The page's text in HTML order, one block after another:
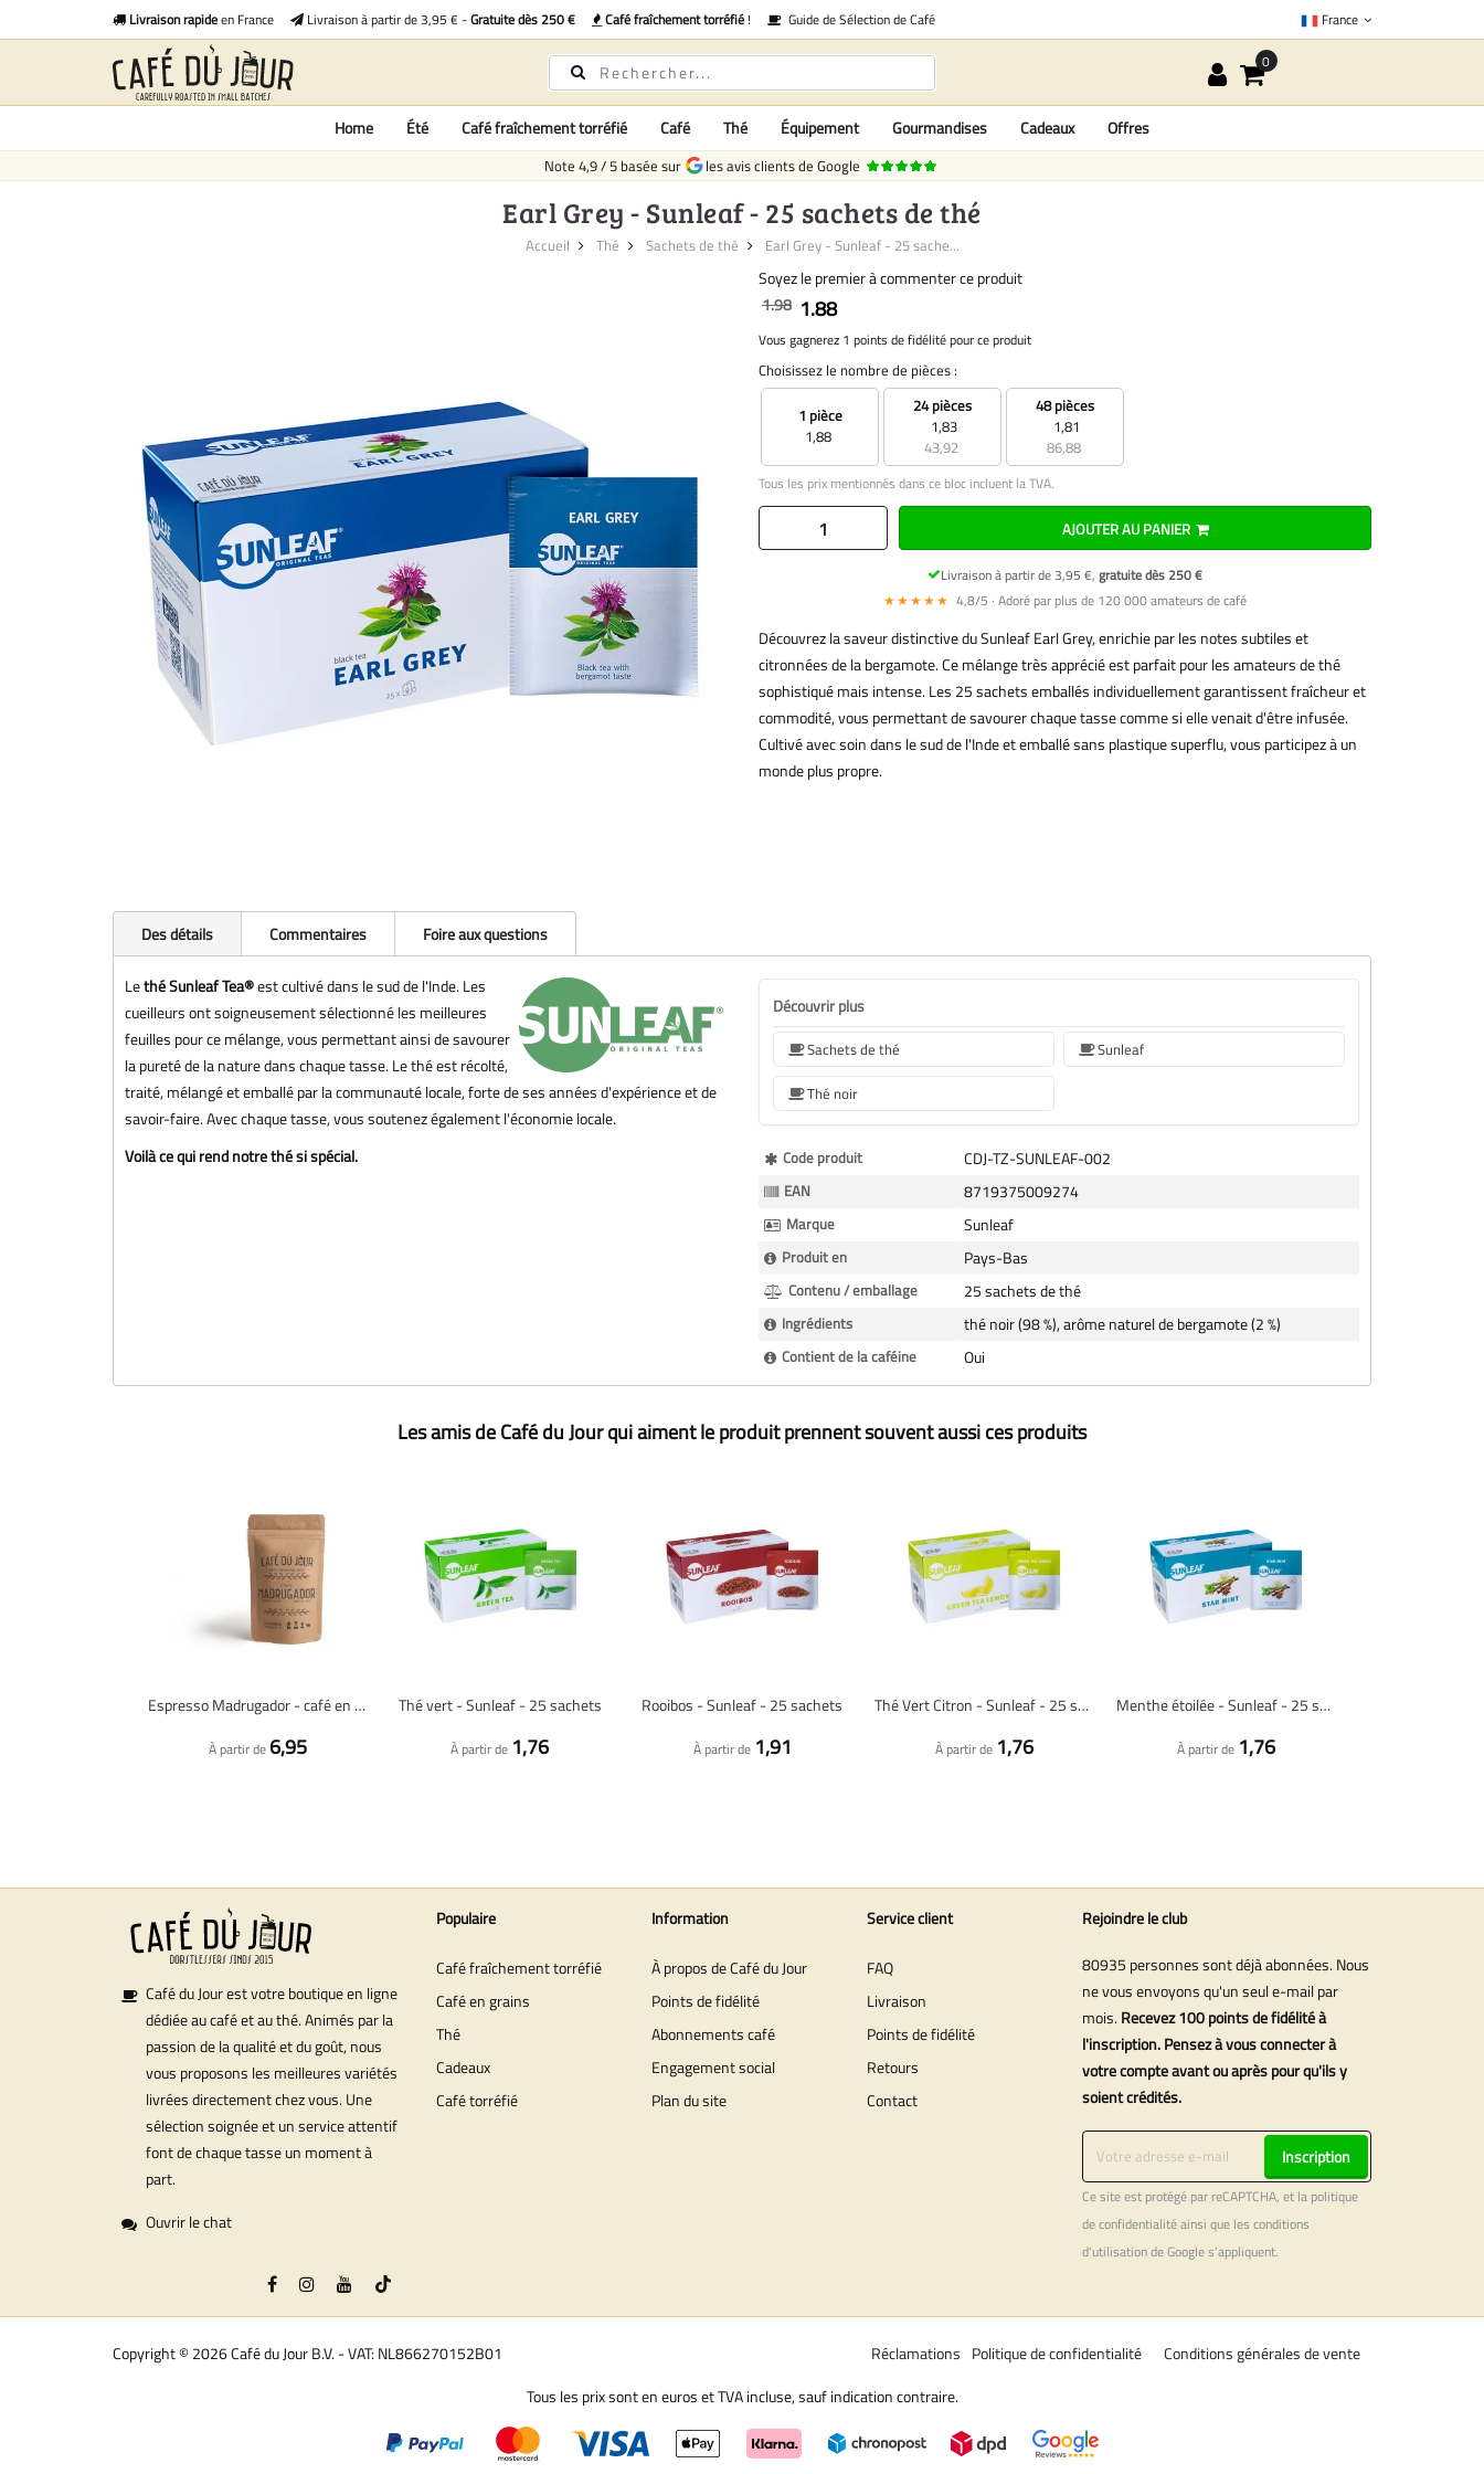
Livraison rapideen France Livraison à partir de 3,95 € -Gratuite dès 250 € Café fraîchement torréfié ! Guide de Sélection de Café France
Home Été Café fraîchement torréfié Café Thé Équipement Gourmandises Cadeaux Offres
Note 4,9/5 basée sur les avis clients de Google
Earl Grey - Sunleaf - 25 sachets de thé
Accueil Thé Sachets de thé Earl Grey - Sunleaf - 25 sache...
Soyez le premier à commenter ce produit
1.98 1.88
Vous gagnerez 1 points de fidélité pour ce produit
Choisissez le nombre de pièces :
1 pièce
1,88
24 pièces
1,83
43,92
48 pièces
1,81
86,88
Tous les prix mentionnés dans ce bloc incluent la TVA.
AJOUTER AU PANIER
Livraison à partir de 3,95 €, gratuite dès 250 €
★★★★★ 4,8/5 · Adoré par plus de 120 000 amateurs de café
Découvrez la saveur distinctive du Sunleaf Earl Grey, enrichie par les notes subtiles et
citronnées de la bergamote. Ce mélange très apprécié est parfait pour les amateurs de thé
sophistiqué mais intense. Les 25 sachets emballés individuellement garantissent fraîcheur et
commodité, vous permettant de savourer chaque tasse comme si elle venait d'être infusée.
Cultivé avec soin dans le sud de l'Inde et emballé sans plastique superflu, vous participez à un
monde plus propre.
Des détails Commentaires Foire aux questions
Lethé Sunleaf Tea®est cultivé dans le sud de l'Inde. Les
cueilleurs ont soigneusement sélectionné les meilleures
feuilles pour ce mélange, vous permettant ainsi de savourer
la pureté de la nature dans chaque tasse. Le thé est récolté,
traité, mélangé et emballé par la communauté locale, forte de ses années d'expérience et de
savoir-faire. Avec chaque tasse, vous soutenez également l'économie locale.
Voilà ce qui rend notre thé si spécial.
Découvrir plus
Sachets de thé
Sunleaf
Thé noir
Plus
d’information
Code produit CDJ-TZ-SUNLEAF-002
EAN 8719375009274
Marque Sunleaf
Produit en Pays-Bas
Contenu / emballage 25 sachets de thé
Ingrédients thé noir (98 %), arôme naturel de bergamote (2 %)
Contient de la caféine Oui
Les amis de Café du Jour qui aiment le produit prennent souvent aussi ces produits
Espresso Madrugador - café en grains fraîchement torréfié
À partir de 6,95
Thé vert - Sunleaf - 25 sachets
À partir de 1,76
Rooibos - Sunleaf - 25 sachets
À partir de 1,91
Thé Vert Citron - Sunleaf - 25 sachets de thé
À partir de 1,76
Menthe étoilée - Sunleaf - 25 sachets de thé
À partir de 1,76
Café du Jour est votre boutique en ligne
dédiée au café et au thé. Animés par la
passion de la qualité et du goût, nous
vous proposons les meilleures variétés
livrées directement chez vous. Une
sélection soignée et un service attentif
font de chaque tasse un moment à
part.
Ouvrir le chat
Populaire
Café fraîchement torréfié
Café en grains
Thé
Cadeaux
Café torréfié
Information
À propos de Café du Jour
Points de fidélité
Abonnements café
Engagement social
Plan du site
Service client
FAQ
Livraison
Points de fidélité
Retours
Contact
Rejoindre le club
80935 personnes sont déjà abonnées. Nous
ne vous envoyons qu'un seul e-mail par
mois. Recevez 100 points de fidélité à
l'inscription. Pensez à vous connecter à
votre compte avant ou après pour qu'ils y
soient crédités.
Inscription
Ce site est protégé par reCAPTCHA, et la politique
de confidentialitéainsi que les conditions
d'utilisationde Google s'appliquent.
Copyright © 2026 Café du Jour B.V. - VAT: NL866270152B01 Conditions générales de vente
Politique de confidentialité
Réclamations
Tous les prix sont en euros et TVA incluse, sauf indication contraire.